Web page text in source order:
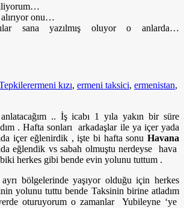
alırıyor onu…
sana yazılmış oluyor o anlarda…
ermeni kızı, ermeni taksici, ermenistan,
anlatacağım .. İş icabı 1 yıla yakın bir süre
. Hafta sonları arkadaşlar ile ya içer yada
içer eğlenirdik , işte bi hafta sonu Havana
eğlendik vs sabah olmuştu nerdeyse hava
herkes gibi bende evin yolunu tuttum .
ayrı bölgelerinde yaşıyor olduğu için herkes
yolunu tuttu bende Taksinin birine atladım
oturuyorum o zamanlar Yubileyne ‘ye